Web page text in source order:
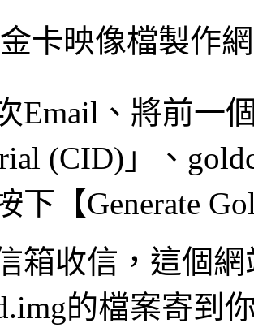
卡映像檔製作
Email、將前一
(CID)」、
下【Generate
箱收信，這個
的檔案寄到